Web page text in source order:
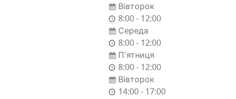
Вівторок
8:00 - 12:00
Середа
8:00 - 12:00
П'ятниця
8:00 - 12:00
Вівторок
14:00 - 17:00